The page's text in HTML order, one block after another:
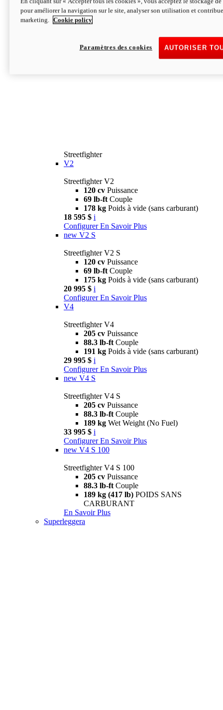
Streetfighter
V2
Streetfighter V2
120 cv Puissance
69 lb-ft Couple
178 kg Poids à vide (sans carburant)
18 595 $ i
Configurer En Savoir Plus
new V2 S
Streetfighter V2 S
120 cv Puissance
69 lb-ft Couple
175 kg Poids à vide (sans carburant)
20 995 $ i
Configurer En Savoir Plus
V4
Streetfighter V4
205 cv Puissance
88.3 lb-ft Couple
191 kg Poids à vide (sans carburant)
29 995 $ i
Configurer En Savoir Plus
new V4 S
Streetfighter V4 S
205 cv Puissance
88.3 lb-ft Couple
189 kg Wet Weight (No Fuel)
33 995 $ i
Configurer En Savoir Plus
new V4 S 100
Streetfighter V4 S 100
205 cv Puissance
88.3 lb-ft Couple
189 kg (417 lb) POIDS SANS
CARBURANT
En Savoir Plus
Superleggera
pour améliorer la navigation sur le site, analyser son utilisation et
marketing.
Cookie policy
AUTORISER
Paramètres des cookies